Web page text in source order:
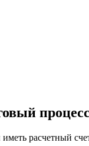
расчетный